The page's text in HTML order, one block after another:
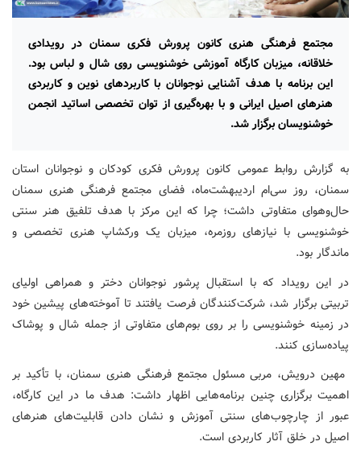
مجتمع فرهنگی هنری کانون پرورش فکری سمنان در رویدادی
خلاقانه، میزبان کارگاه آموزشی خوشنویسی روی شال و لباس بود.
این برنامه با هدف آشنایی نوجوانان با کاربردهای نوین و کاربردی
هنرهای اصیل ایرانی و با بهره‌گیری از توان تخصصی اساتید انجمن
خوشنویسان برگزار شد.
به گزارش روابط عمومی کانون پرورش فکری کودکان و نوجوانان استان
سمنان، روز سی‌ام اردیبهشت‌ماه، فضای مجتمع فرهنگی هنری سمنان
حال‌وهوای متفاوتی داشت؛ چرا که این مرکز با هدف تلفیق هنر سنتی
خوشنویسی با نیازهای روزمره، میزبان یک ورکشاپ هنری تخصصی و
ماندگار بود.
در این رویداد که با استقبال پرشور نوجوانان دختر و همراهی اولیای
تربیتی برگزار شد، شرکت‌کنندگان فرصت یافتند تا آموخته‌های پیشین خود
در زمینه خوشنویسی را بر روی بوم‌های متفاوتی از جمله شال و پوشاک
پیاده‌سازی کنند.
مهین درویش، مربی مسئول مجتمع فرهنگی هنری سمنان، با تأکید بر
اهمیت برگزاری چنین برنامه‌هایی اظهار داشت: هدف ما در این کارگاه،
عبور از چارچوب‌های سنتی آموزش و نشان دادن قابلیت‌های هنرهای
اصیل در خلق آثار کاربردی است.